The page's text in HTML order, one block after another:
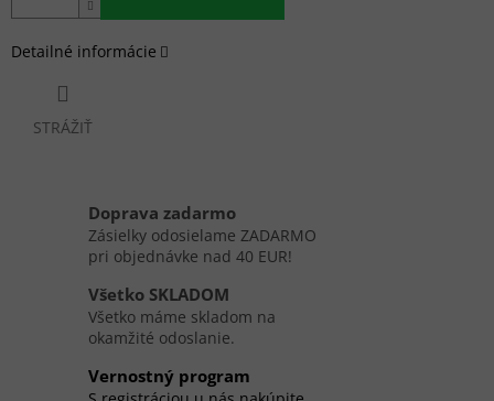
Detailné informácie
STRÁŽIŤ
Doprava zadarmo
Zásielky odosielame ZADARMO
pri objednávke nad 40 EUR!
Všetko SKLADOM
Všetko máme skladom na
okamžité odoslanie.
Vernostný program